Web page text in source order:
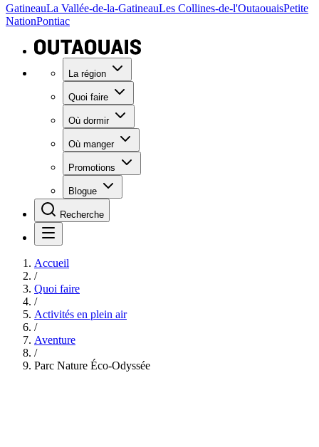
GatineauLa Vallée-de-la-GatineauLes Collines-de-l'OutaouaisPetite
NationPontiac
La région
Quoi faire
Où dormir
Où manger
Promotions
Blogue
Recherche
Accueil
/
Quoi faire
/
Activités en plein air
/
Aventure
/
Parc Nature Éco-Odyssée